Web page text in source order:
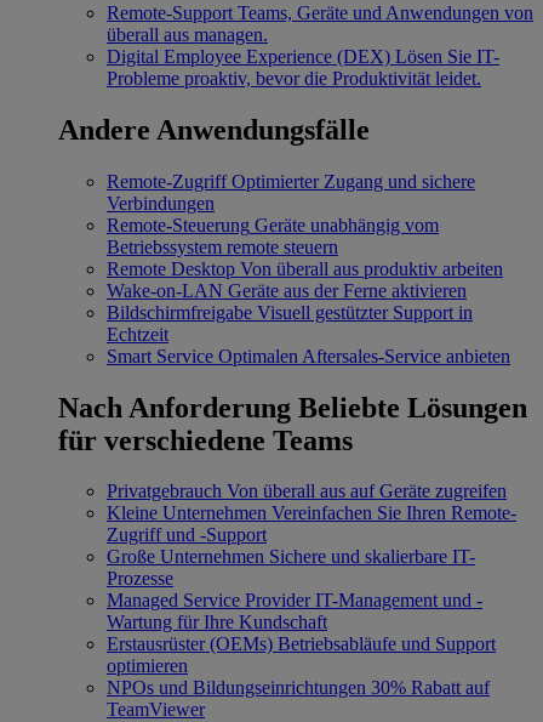
Remote-Support Teams, Geräte und Anwendungen von
überall aus managen.
Digital Employee Experience (DEX) Lösen Sie IT-
Probleme proaktiv, bevor die Produktivität leidet.
Andere Anwendungsfälle
Remote-Zugriff Optimierter Zugang und sichere
Verbindungen
Remote-Steuerung Geräte unabhängig vom
Betriebssystem remote steuern
Remote Desktop Von überall aus produktiv arbeiten
Wake-on-LAN Geräte aus der Ferne aktivieren
Bildschirmfreigabe Visuell gestützter Support in
Echtzeit
Smart Service Optimalen Aftersales-Service anbieten
Nach Anforderung Beliebte Lösungen
für verschiedene Teams
Privatgebrauch Von überall aus auf Geräte zugreifen
Kleine Unternehmen Vereinfachen Sie Ihren Remote-
Zugriff und -Support
Große Unternehmen Sichere und skalierbare IT-
Prozesse
Managed Service Provider IT-Management und -
Wartung für Ihre Kundschaft
Erstausrüster (OEMs) Betriebsabläufe und Support
optimieren
NPOs und Bildungseinrichtungen 30% Rabatt auf
TeamViewer